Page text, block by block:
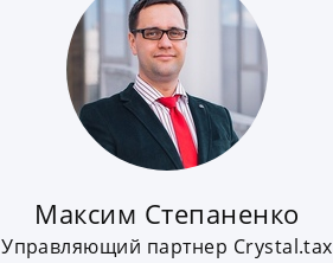
Максим Степаненко
Управляющий партнер Crystal.tax